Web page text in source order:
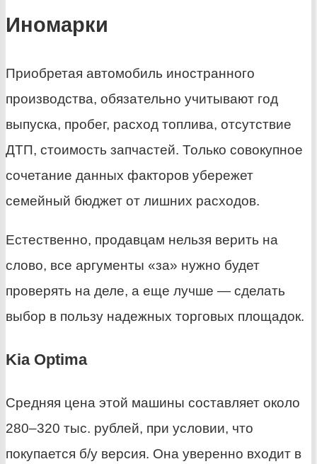
Иномарки
Приобретая автомобиль иностранного
производства, обязательно учитывают год
выпуска, пробег, расход топлива, отсутствие
ДТП, стоимость запчастей. Только совокупное
сочетание данных факторов убережет
семейный бюджет от лишних расходов.
Естественно, продавцам нельзя верить на
слово, все аргументы «за» нужно будет
проверять на деле, а еще лучше — сделать
выбор в пользу надежных торговых площадок.
Kia Optima
Средняя цена этой машины составляет около
280–320 тыс. рублей, при условии, что
покупается б/у версия. Она уверенно входит в